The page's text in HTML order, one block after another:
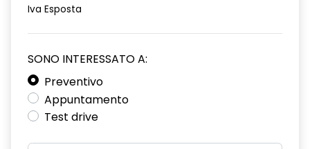
criterio tecnico per tetto panoramico
design cerchi in lega da 18'' diamantati black hole
disattivazione ADAS
distance warning avviso distanza di sicurezza
doppio fondo bagagliaio
driver display 10''
Iva Esposta
SONO INTERESSATO A:
Preventivo
Appuntamento
Test drive